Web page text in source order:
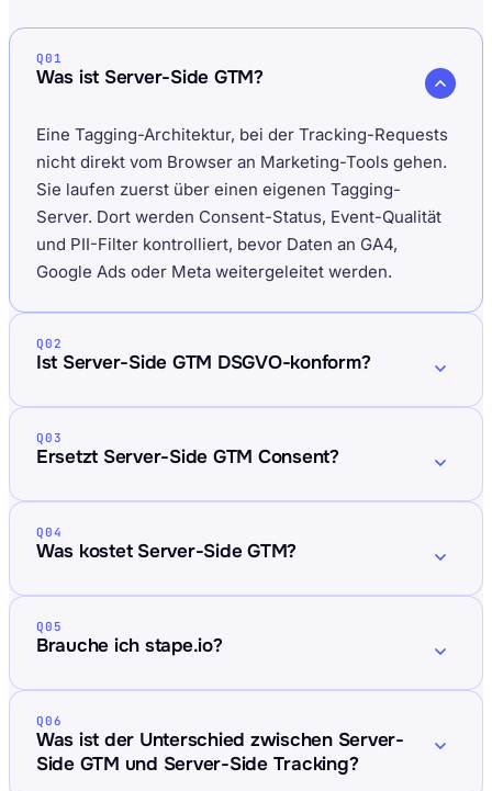
Q01
Was ist Server-Side GTM?
Eine Tagging-Architektur, bei der Tracking-Requests
nicht direkt vom Browser an Marketing-Tools gehen.
Sie laufen zuerst über einen eigenen Tagging-
Server. Dort werden Consent-Status, Event-Qualität
und PII-Filter kontrolliert, bevor Daten an GA4,
Google Ads oder Meta weitergeleitet werden.
Q02
Ist Server-Side GTM DSGVO-konform?
Q03
Ersetzt Server-Side GTM Consent?
Q04
Was kostet Server-Side GTM?
Q05
Brauche ich stape.io?
Q06
Was ist der Unterschied zwischen Server-
Side GTM und Server-Side Tracking?